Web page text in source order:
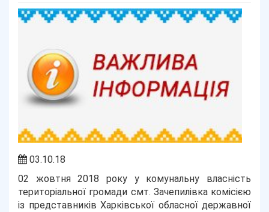
03.10.18
02 жовтня 2018 року у комунальну власність
територіальної громади смт. Зачепилівка комісією
із представників Харківської обласної державної